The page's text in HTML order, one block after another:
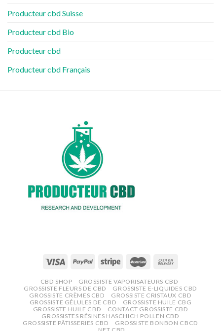
Producteur cbd Suisse
Producteur cbd Bio
Producteur cbd
Producteur cbd Français
CBD SHOP
GROSSISTE VAPORISATEURS CBD
GROSSISTE FLEURS DE CBD
GROSSISTE E-LIQUIDES CBD
GROSSISTE CRÈMES CBD
GROSSISTE CRISTAUX CBD
GROSSISTE GÉLULES DE CBD
GROSSISTE HUILE CBG
GROSSISTE HUILE CBD
CONTACT GROSSISTE CBD
GROSSISTES RÉSINES HASCHICH POLLEN CBD
GROSSISTE PÂTISSERIES CBD
GROSSISTE BONBON CBCD